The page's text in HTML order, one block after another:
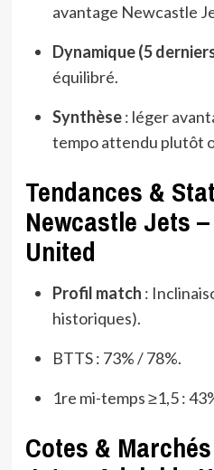
avantage Newcastle
Dynamique (5
équilibré.
Synthèse: léger
tempo attendu plutôt
Tendances &
Newcastle Jets
United
Profil match :
historiques).
BTTS : 73% / 78%.
1re mi-temps ≥1,5 :
Cotes &